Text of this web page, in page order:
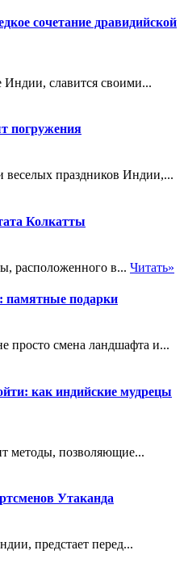
сочетание дравидийской
Индии, славится своими...
погружения
праздников Индии,...
Колкатты
расположенного в... Читать»
памятные подарки
смена ландшафта и...
как индийские мудрецы
методы, позволяющие...
Утаканда
предстает перед...